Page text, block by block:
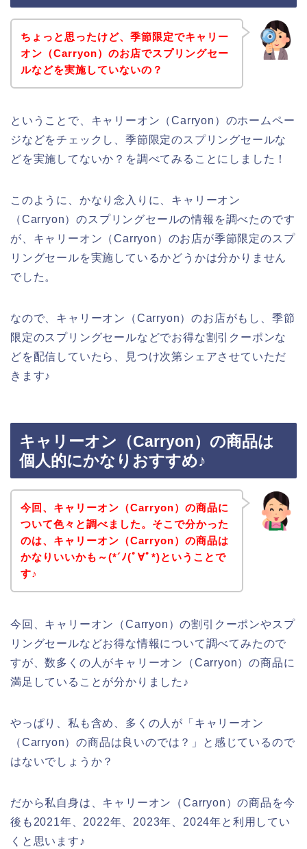
ちょっと思ったけど、季節限定でキャリー
オン（Carryon）のお店でスプリングセー
ルなどを実施していないの？
ということで、キャリーオン（Carryon）のホームペー
ジなどをチェックし、季節限定のスプリングセールな
どを実施してないか？を調べてみることにしました！
このように、かなり念入りに、キャリーオン
（Carryon）のスプリングセールの情報を調べたのです
が、キャリーオン（Carryon）のお店が季節限定のスプ
リングセールを実施しているかどうかは分かりません
でした。
なので、キャリーオン（Carryon）のお店がもし、季節
限定のスプリングセールなどでお得な割引クーポンな
どを配信していたら、見つけ次第シェアさせていただ
きます♪
キャリーオン（Carryon）の商品は
個人的にかなりおすすめ♪
今回、キャリーオン（Carryon）の商品に
ついて色々と調べました。そこで分かった
のは、キャリーオン（Carryon）の商品は
かなりいいかも～(*´ﾉ(ﾟ∀ﾟ*)ということで
す♪
今回、キャリーオン（Carryon）の割引クーポンやスプ
リングセールなどお得な情報について調べてみたので
すが、数多くの人がキャリーオン（Carryon）の商品に
満足していることが分かりました♪
やっぱり、私も含め、多くの人が「キャリーオン
（Carryon）の商品は良いのでは？」と感じているので
はないでしょうか？
だから私自身は、キャリーオン（Carryon）の商品を今
後も2021年、2022年、2023年、2024年と利用してい
くと思います♪